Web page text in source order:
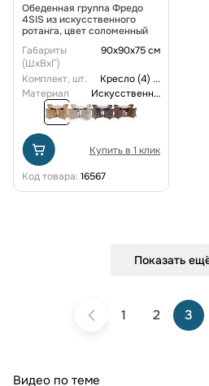
Обеденная группа Фредо
4SIS из искусственного
ротанга, цвет соломенный
Габариты
(ШxВxГ)
90х90х75 см
Комплект, шт. Кресло (4) ...
Материал
Искусственный ротанг
Купить в 1 клик
Код товара: 16567
Показать
1 2 3
Видео по теме